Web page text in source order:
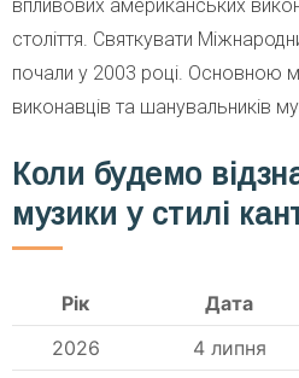
впливових американських
століття. Святкувати
почали у 2003 році. Основною
виконавців та шанувальників
Коли будемо
музики у стилі
Рік Дата
2026
4 липня